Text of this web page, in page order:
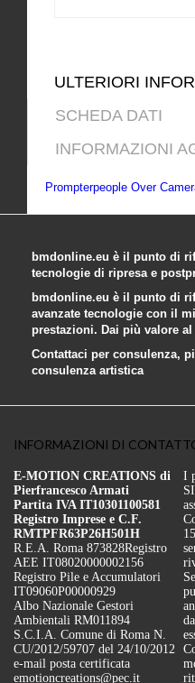
ULTERIORI
SCHEDA DATI
INFORMAZIONI
Prompterpeople Over
bmdonline.eu è il punto di
tecnologie di ripresa e
bmdonline.eu è il punto di
avanzate tecnologie con il
prestazioni. Dai più valore
Contattaci per consulenza,
consulenza artistica
INFORMAZIONI DI
E-MOTION CREATIONS di
Pierfrancesco Armati
Partita IVA IT10301100581
Registro Imprese e C.F.
RMTPFR63P26H501H
R.E.A. Roma 873828Registro
AEE IT08020000002156
Registro Pile e Accumulatori
IT09060P00000929
Albo Nazionale Gestori
Ambientali RM011894
S.C.I.A. Comune di Roma N.
CU/2012/59707 del 24/10/2012
e-mail posta certificata
emotioncreations@pec.it
I